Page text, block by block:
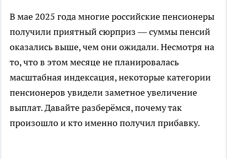
В мае 2025 года многие российские пенсионеры
получили приятный сюрприз — суммы пенсий
оказались выше, чем они ожидали. Несмотря на
то, что в этом месяце не планировалась
масштабная индексация, некоторые категории
пенсионеров увидели заметное увеличение
выплат. Давайте разберёмся, почему так
произошло и кто именно получил прибавку.